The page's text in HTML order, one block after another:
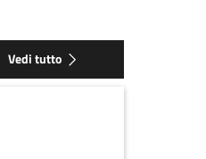
Vedi tutto